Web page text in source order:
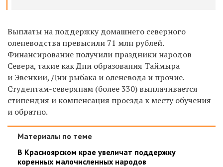
Выплаты на поддержку домашнего северного
оленеводства превысили 71 млн рублей.
Финансирование получили праздники народов
Севера, такие как Дни образования Таймыра
и Эвенкии, Дни рыбака и оленевода и прочие.
Студентам-северянам (более 330) выплачивается
стипендия и компенсация проезда к месту обучения
и обратно.
Материалы по теме
В Красноярском крае увеличат поддержку
коренных малочисленных народов